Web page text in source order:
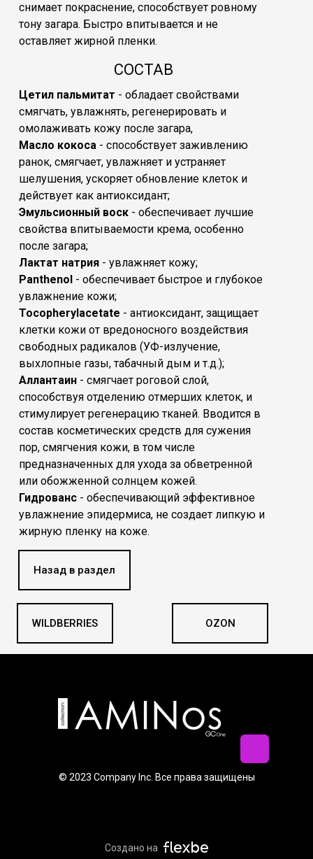
OZON
Назад в раздел
WILDBERRIES
CОСТАВ
Цетил пальмитат - обладает свойствами
смягчать, увлажнять, регенерировать и
омолаживать кожу после загара,
Масло кокоса - способствует заживлению
ранок, смягчает, увлажняет и устраняет
шелушения, ускоряет обновление клеток и
действует как антиоксидант;
Эмульсионный воск - обеспечивает лучшие
свойства впитываемости крема, особенно
после загара;
Лактат натрия - увлажняет кожу;
Panthenol - обеспечивает быстрое и глубокое
увлажнение кожи;
Tocopherylacetate - антиоксидант, защищает
клетки кожи от вредоносного воздействия
свободных радикалов (УФ-излучение,
выхлопные газы, табачный дым и т.д.);
Аллантаин - смягчает роговой слой,
способствуя отделению отмерших клеток, и
стимулирует регенерацию тканей. Вводится в
состав косметических средств для сужения
пор, смягчения кожи, в том числе
предназначенных для ухода за обветренной
или обожженной солнцем кожей.
Гидрованс - обеспечивающий эффективное
увлажнение эпидермиса, не создает липкую и
жирную пленку на коже.
снимает покраснение, способствует ровному
тону загара. Быстро впитывается и не
оставляет жирной пленки.
© 2023 Company Inc. Все права защищены
Создано на